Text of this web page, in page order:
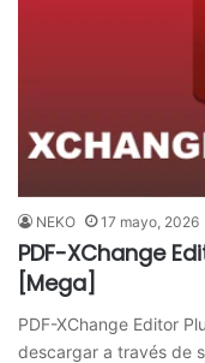
NEKO 17 mayo, 2026
PDF-XChange
[Mega]
PDF-XChange Editor
descargar a través de